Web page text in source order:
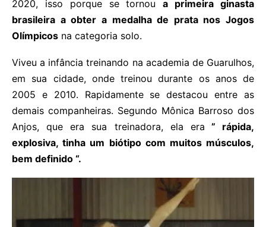
2020, isso porque se tornoua primeira ginasta
brasileira a obter a medalha de prata nos Jogos
Olímpicos na categoria solo.
Viveu a infância treinando na academia de Guarulhos,
em sua cidade, onde treinou durante os anos de
2005 e 2010. Rapidamente se destacou entre as
demais companheiras. Segundo Mônica Barroso dos
Anjos, que era sua treinadora, ela era ” rápida,
explosiva, tinha um biótipo com muitos músculos,
bem definido “.